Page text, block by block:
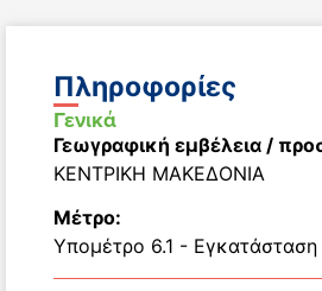
Πληροφορίες
Γενικά
Γεωγραφική εμβέλεια /
ΚΕΝΤΡΙΚΗ ΜΑΚΕΔΟΝΙΑ
Μέτρο:
Υπομέτρο 6.1 -